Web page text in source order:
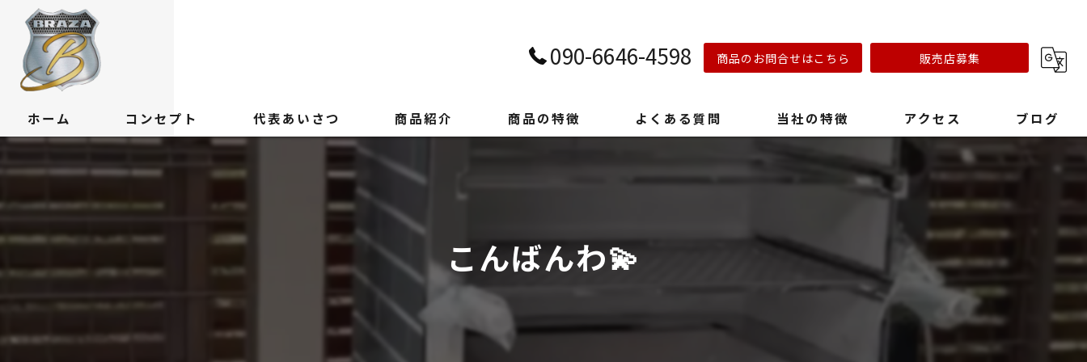
090-6646-4598 商品のお問合せはこちら 販売店募集
ホーム コンセプト 代表あいさつ 商品紹介 商品の特徴 よくある質問 当社の特徴
おしゃれ
ステンレスオーブン
アクセス ブログ
こんばんわ💫